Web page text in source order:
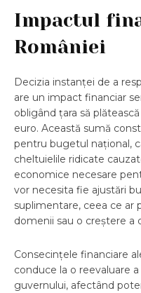
Impactul
României
Decizia instanței de a
are un impact financiar
obligând țara să
euro. Această sumă
pentru bugetul național,
cheltuielile ridicate
economice necesare
vor necesita fie ajustări
suplimentare, ceea ce ar
domenii sau o creștere a
Consecințele financiare
conduce la o reevaluare
guvernului, afectând